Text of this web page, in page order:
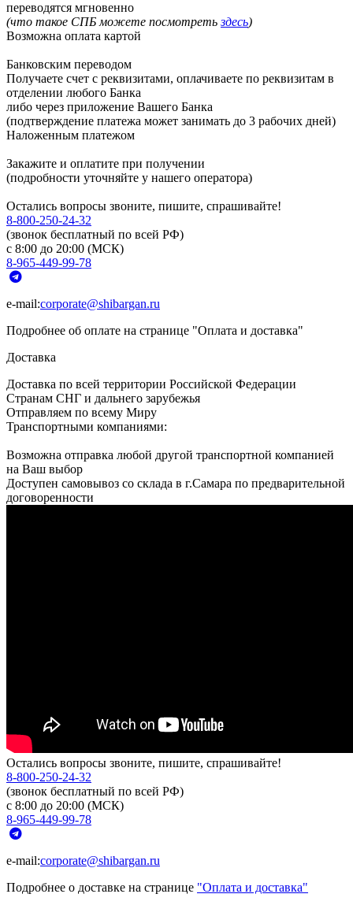
переводятся мгновенно
(что такое СПБ можете посмотретьздесь)
Возможна оплата картой
Банковским переводом
Получаете счет с реквизитами, оплачиваете по реквизитам в
отделении любого Банка
либо через приложение Вашего Банка
(подтверждение платежа может занимать до 3 рабочих дней)
Наложенным платежом
Закажите и оплатите при получении
(подробности уточняйте у нашего оператора)
Остались вопросы звоните, пишите, спрашивайте!
8-800-250-24-32
(звонок бесплатный по всей РФ)
с 8:00 до 20:00 (МСК)
8-965-449-99-78
e-mail:corporate@shibargan.ru
Подробнее об оплате на странице "Оплата и доставка"
Доставка
Доставка по всей территории Российской Федерации
Странам СНГ и дальнего зарубежья
Отправляем по всему Миру
Транспортными компаниями:
Возможна отправка любой другой транспортной компанией
на Ваш выбор
Доступен самовывоз со склада в г.Самара по предварительной
договоренности
Остались вопросы звоните, пишите, спрашивайте!
8-800-250-24-32
(звонок бесплатный по всей РФ)
с 8:00 до 20:00 (МСК)
8-965-449-99-78
e-mail:corporate@shibargan.ru
Подробнее о доставке на странице "Оплата и доставка"